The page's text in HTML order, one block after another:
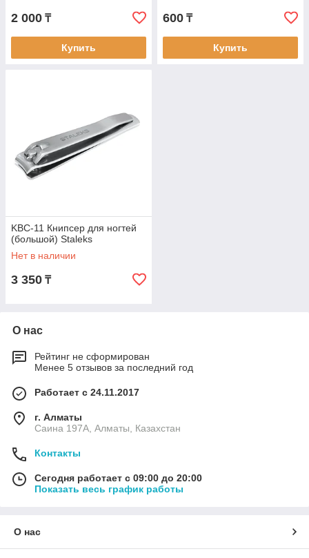
2 000 ₸
Купить
600 ₸
Купить
KBC-11 Книпсер для ногтей
(большой) Staleks
Нет в наличии
3 350 ₸
О нас
Рейтинг не сформирован
Менее 5 отзывов за последний год
Работает с 24.11.2017
г. Алматы
Саина 197А, Алматы, Казахстан
Контакты
Сегодня работает с 09:00 до 20:00
Показать весь график работы
О нас